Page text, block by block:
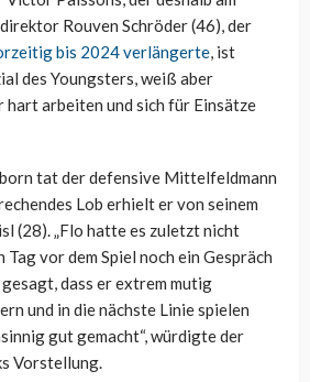
Rouven Schröder (46), der
bis 2024 verlängerte, ist
des Youngsters, weiß aber
hart arbeiten und sich für Einsätze
tat der defensive Mittelfeldmann
Lob erhielt er von seinem
(28). „Flo hatte es zuletzt nicht
vor dem Spiel noch ein Gespräch
gesagt, dass er extrem mutig
und in die nächste Linie spielen
gut gemacht“, würdigte der
Vorstellung.